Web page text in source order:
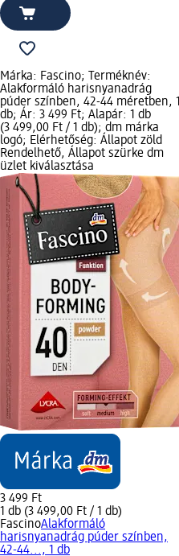
Márka: Fascino; Terméknév:
Alakformáló harisnyanadrág
púder színben, 42-44 méretben, 1
db; Ár: 3 499 Ft; Alapár: 1 db
(3 499,00 Ft / 1 db); dm márka
logó; Elérhetőség: Állapot zöld
Rendelhető, Állapot szürke dm
üzlet kiválasztása
3 499 Ft
1 db (3 499,00 Ft / 1 db)
FascinoAlakformáló
harisnyanadrág púder színben,
42-44..., 1 db